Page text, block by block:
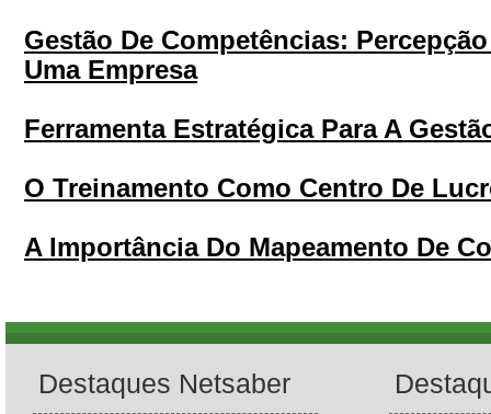
Gestão De Competências:
Uma Empresa
Ferramenta Estratégica Para A
O Treinamento Como Centro De
A Importância Do Mapeamento De
Destaques Netsaber